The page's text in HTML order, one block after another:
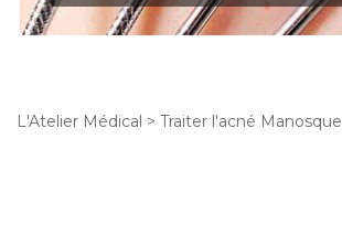
L'Atelier Médical > Traiter l'acné Manosque